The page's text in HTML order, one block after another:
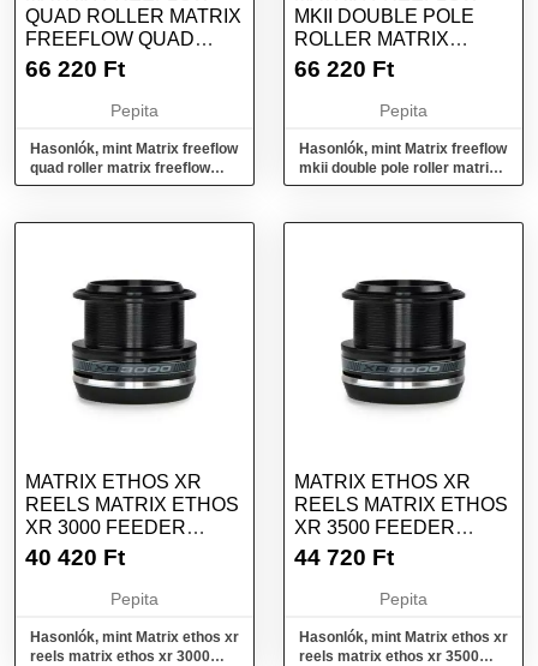
QUAD ROLLER MATRIX
FREEFLOW QUAD
ROLLER GÖRGŐ
66 220 Ft
Pepita
Hasonlók, mint Matrix freeflow
quad roller matrix freeflow
quad roller görgő
MKII DOUBLE POLE
ROLLER MATRIX
FREEFLOW MKII
66 220 Ft
Pepita
Hasonlók, mint Matrix freeflow
mkii double pole roller matrix
freeflow mkii doub...
MATRIX ETHOS XR
REELS MATRIX ETHOS
XR 3000 FEEDER
ORSÓ
40 420 Ft
Pepita
Hasonlók, mint Matrix ethos xr
reels matrix ethos xr 3000
MATRIX ETHOS XR
REELS MATRIX ETHOS
XR 3500 FEEDER
ORSÓ
44 720 Ft
Pepita
Hasonlók, mint Matrix ethos xr
reels matrix ethos xr 3500